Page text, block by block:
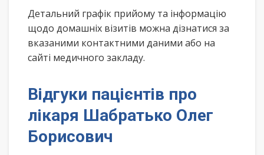
Детальний графік прийому та інформацію
щодо домашніх візитів можна дізнатися за
вказаними контактними даними або на
сайті медичного закладу.
Відгуки пацієнтів про
лікаря Шабратько Олег
Борисович